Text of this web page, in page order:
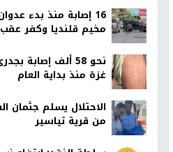
16 إصابة منذ بدء
مخيم قلنديا وكفر
نحو 58 ألف إصابة
غزة منذ بداية العام
الاحتلال يسلم جثمان
من قرية تياسير